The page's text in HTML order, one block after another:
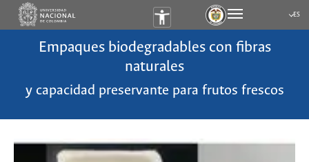
ES
Empaques biodegradables con fibras
naturales
y capacidad preservante para frutos frescos